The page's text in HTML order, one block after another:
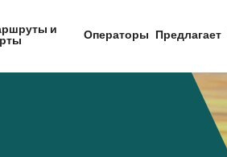
и
Операторы Предлагает